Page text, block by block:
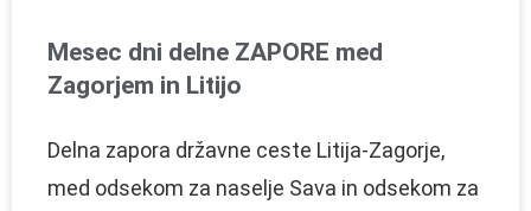
Mesec dni delne ZAPORE med
Zagorjem in Litijo
Delna zapora državne ceste Litija-Zagorje,
med odsekom za naselje Sava in odsekom za